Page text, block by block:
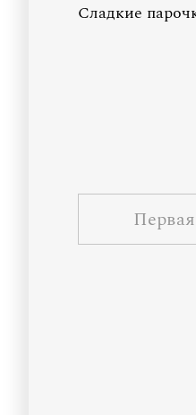
Сладкие
Первая